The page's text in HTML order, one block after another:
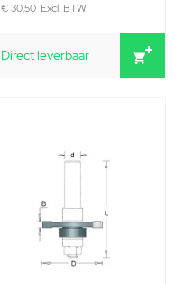
€ 30,50
Direct leverbaar